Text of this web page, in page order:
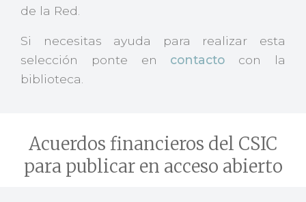
de la Red.
Si necesitas ayuda para realizar esta
selección ponte en contacto con la
biblioteca.
Acuerdos financieros del CSIC
para publicar en acceso abierto